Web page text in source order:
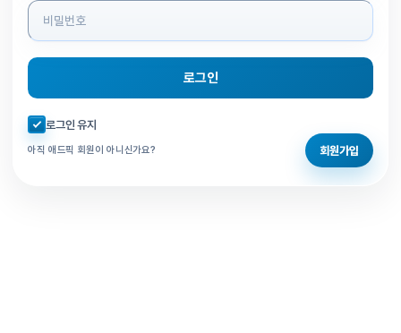
로그인
자동로그인 체크
로그인 유지
아직 애드픽 회원이 아니신가요? 회원가입